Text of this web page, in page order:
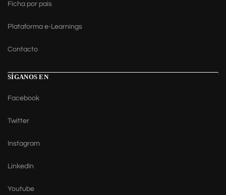
Ficha por país
Plataforma e-Learnings
Contacto
SÍGANOS EN
Facebook
Twitter
Instagram
LinkedIn
Youtube